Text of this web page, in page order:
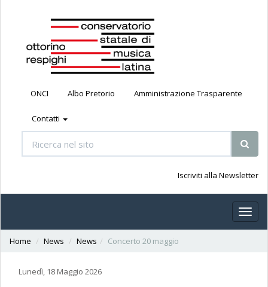
ONCI Albo Pretorio Amministrazione Trasparente
Contatti
Iscriviti alla Newsletter
Toggle
Home
News News Concerto 20 maggio
Lunedì, 18 Maggio 2026